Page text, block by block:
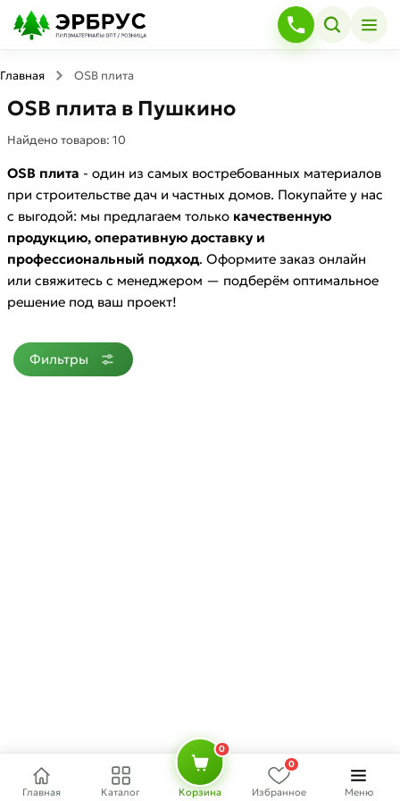
Главная Каталог
0
Корзина Избранное
0
Меню
Главная OSB плита
OSB плита в Пушкино
Найдено товаров: 10
OSB плита - один из самых востребованных материалов
при строительстве дач и частных домов. Покупайте у нас
с выгодой: мы предлагаем только качественную
продукцию, оперативную доставку и
профессиональный подход. Оформите заказ онлайн
или свяжитесь с менеджером — подберём оптимальное
решение под ваш проект!
Фильтры